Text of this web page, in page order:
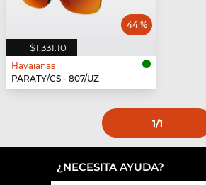
$1,331.10
44 %
Havaianas
PARATY/CS - 807/UZ
1/1
¿NECESITA AYUDA?